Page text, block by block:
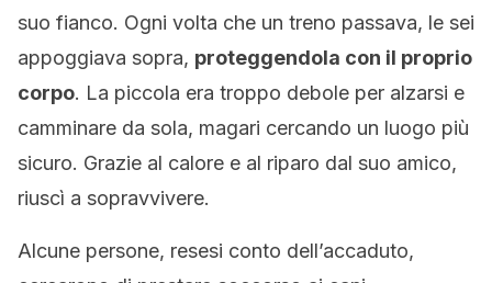
suo fianco. Ogni volta che un treno passava, le sei
appoggiava sopra, proteggendola con il proprio
corpo. La piccola era troppo debole per alzarsi e
camminare da sola, magari cercando un luogo più
sicuro. Grazie al calore e al riparo dal suo amico,
riuscì a sopravvivere.
Alcune persone, resesi conto dell’accaduto,